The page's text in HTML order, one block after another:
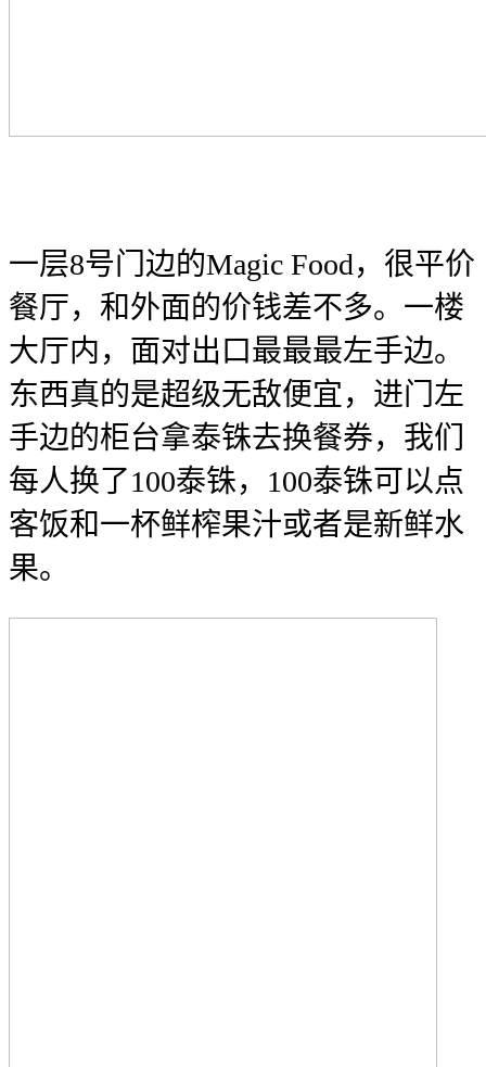
一层8号门边的Magic Food，很平价
餐厅，和外面的价钱差不多。一楼
大厅内，面对出口最最最左手边。
东西真的是超级无敌便宜，进门左
手边的柜台拿泰铢去换餐券，我们
每人换了100泰铢，100泰铢可以点
客饭和一杯鲜榨果汁或者是新鲜水
果。